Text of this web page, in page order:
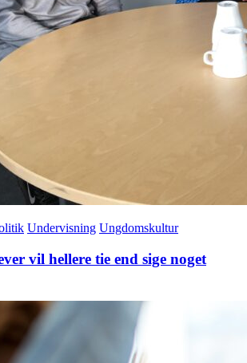
Undervisning Ungdomskultur
vil hellere tie end sige noget